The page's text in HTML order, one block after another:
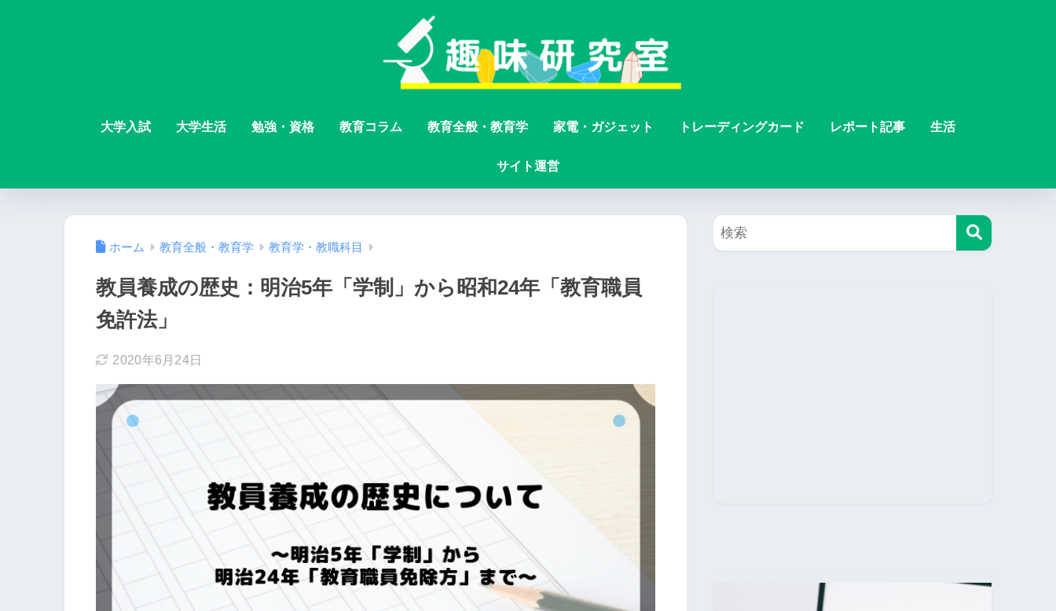
大学入試 大学生活 勉強・資格 教育コラム 教育全般・教育学 家電・ガジェット トレーディングカード レポート記事 生活
サイト運営
ホーム 教育全般・教育学 教育学・教職科目
教員養成の歴史：明治5年「学制」から昭和24年「教育職員
免許法」
2020年6月24日